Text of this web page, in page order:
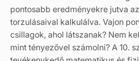
pontosabb eredményekre jutva
torzulásaival kalkulálva. Vajon
csillagok, ahol látszanak? Nem
mint tényezővel számolni? A 10.